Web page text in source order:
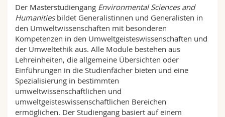
Math.-Nat. und Med. Fak.
Interfakultär
Mitarbeitende
Doktorierende
Webmail
Vorlesungsverzeichnis
MyUnifr
Der Masterstudiengang Environmental Sciences and
Humanitiesbildet Generalistinnen und Generalisten in
den Umweltwissenschaften mit besonderen
Kompetenzen in den Umweltgeisteswissenschaften und
der Umweltethik aus. Alle Module bestehen aus
Lehreinheiten, die allgemeine Übersichten oder
Einführungen in die Studienfächer bieten und eine
Spezialisierung in bestimmten
umweltwissenschaftlichen und
umweltgeisteswissenschaftlichen Bereichen
ermöglichen. Der Studiengang basiert auf einem